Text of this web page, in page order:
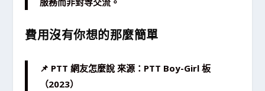
費用沒有你想的那麼簡單
📌 PTT 網友怎麼說 來源：PTT Boy-Girl 板
（2023）